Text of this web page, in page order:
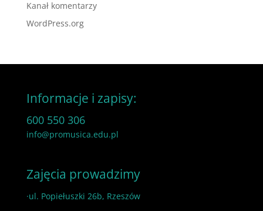
Kanał komentarzy
WordPress.org
Informacje i zapisy:
600 550 306
info@promusica.edu.pl
Zajęcia prowadzimy
·ul. Popiełuszki 26b, Rzeszów